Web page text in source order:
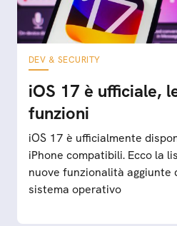
DEV & SECURITY
iOS 17 è ufficiale,
funzioni
iOS 17 è ufficialmente
iPhone compatibili. Ecco la
nuove funzionalità aggiunte
sistema operativo